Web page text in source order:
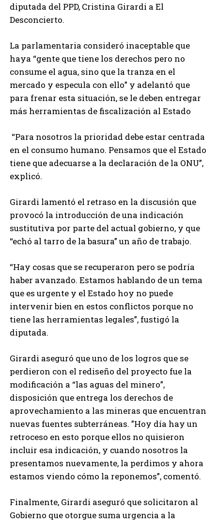
diputada del PPD, Cristina Girardi a El
Desconcierto.
La parlamentaria consideró inaceptable que
haya “gente que tiene los derechos pero no
consume el agua, sino que la tranza en el
mercado y especula con ello” y adelantó que
para frenar esta situación, se le deben entregar
más herramientas de fiscalización al Estado
“Para nosotros la prioridad debe estar centrada
en el consumo humano. Pensamos que el Estado
tiene que adecuarse a la declaración de la ONU”,
explicó.
Girardi lamentó el retraso en la discusión que
provocó la introducción de una indicación
sustitutiva por parte del actual gobierno, y que
“echó al tarro de la basura” un año de trabajo.
“Hay cosas que se recuperaron pero se podría
haber avanzado. Estamos hablando de un tema
que es urgente y el Estado hoy no puede
intervenir bien en estos conflictos porque no
tiene las herramientas legales”, fustigó la
diputada.
Girardi aseguró que uno de los logros que se
perdieron con el rediseño del proyecto fue la
modificación a “las aguas del minero”,
disposición que entrega los derechos de
aprovechamiento a las mineras que encuentran
nuevas fuentes subterráneas. ”Hoy día hay un
retroceso en esto porque ellos no quisieron
incluir esa indicación, y cuando nosotros la
presentamos nuevamente, la perdimos y ahora
estamos viendo cómo la reponemos”, comentó.
Finalmente, Girardi aseguró que solicitaron al
Gobierno que otorgue suma urgencia a la